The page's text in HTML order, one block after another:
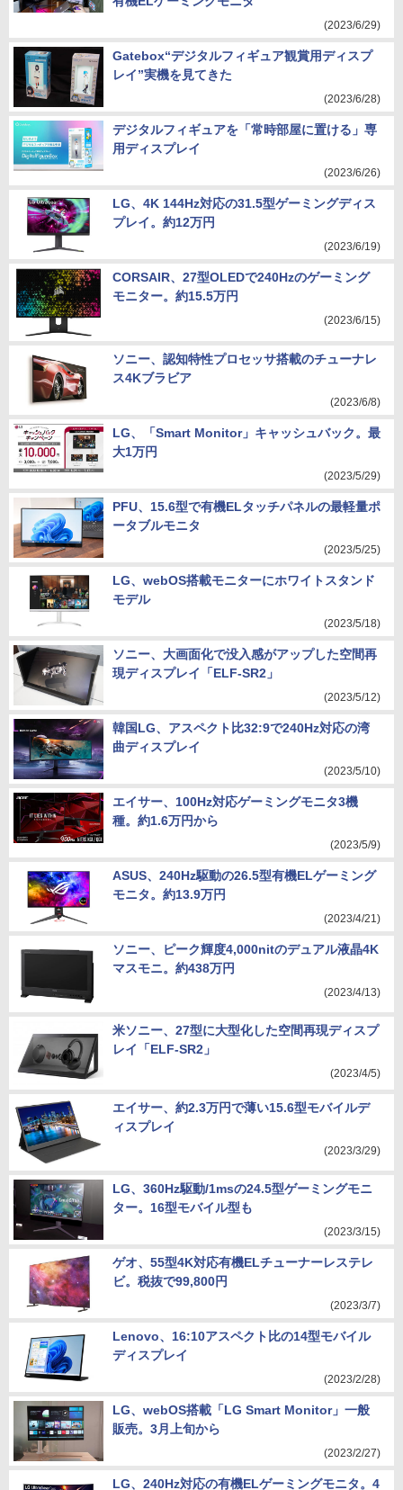
(2023/6/29)
Gatebox“デジタルフィギュア観賞用ディスプ
レイ”実機を見てきた
(2023/6/28)
デジタルフィギュアを「常時部屋に置ける」専
用ディスプレイ
(2023/6/26)
LG、4K 144Hz対応の31.5型ゲーミングディス
プレイ。約12万円
(2023/6/19)
CORSAIR、27型OLEDで240Hzのゲーミング
モニター。約15.5万円
(2023/6/15)
ソニー、認知特性プロセッサ搭載のチューナレ
ス4Kブラビア
(2023/6/8)
LG、「Smart Monitor」キャッシュバック。最
大1万円
(2023/5/29)
PFU、15.6型で有機ELタッチパネルの最軽量ポ
ータブルモニタ
(2023/5/25)
LG、webOS搭載モニターにホワイトスタンド
モデル
(2023/5/18)
ソニー、大画面化で没入感がアップした空間再
現ディスプレイ「ELF-SR2」
(2023/5/12)
韓国LG、アスペクト比32:9で240Hz対応の湾
曲ディスプレイ
(2023/5/10)
エイサー、100Hz対応ゲーミングモニタ3機
種。約1.6万円から
(2023/5/9)
ASUS、240Hz駆動の26.5型有機ELゲーミング
モニタ。約13.9万円
(2023/4/21)
ソニー、ピーク輝度4,000nitのデュアル液晶4K
マスモニ。約438万円
(2023/4/13)
米ソニー、27型に大型化した空間再現ディスプ
レイ「ELF-SR2」
(2023/4/5)
エイサー、約2.3万円で薄い15.6型モバイルデ
ィスプレイ
(2023/3/29)
LG、360Hz駆動/1msの24.5型ゲーミングモニ
ター。16型モバイル型も
(2023/3/15)
ゲオ、55型4K対応有機ELチューナーレステレ
ビ。税抜で99,800円
(2023/3/7)
Lenovo、16:10アスペクト比の14型モバイル
ディスプレイ
(2023/2/28)
LG、webOS搭載「LG Smart Monitor」一般
販売。3月上旬から
(2023/2/27)
LG、240Hz対応の有機ELゲーミングモニタ。4